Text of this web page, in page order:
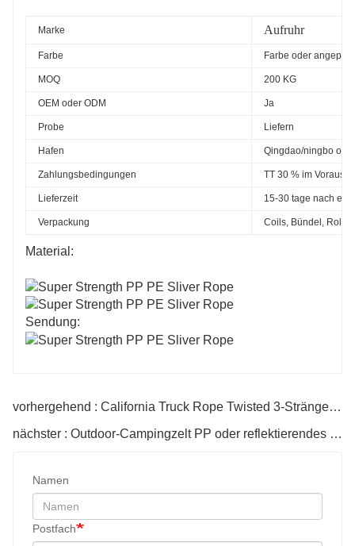
Marke Aufruhr
Farbe Farbe oder
MOQ 200 KG
OEM oder ODM Ja
Probe Liefern
Hafen Qingdao/ningbo
Zahlungsbedingungen TT 30 % im Voraus,
Lieferzeit 15-30 tage nach
Verpackung Coils, Bündel,
Material:
Sendung:
vorhergehend : California Truck Rope Twisted 3-Stränge Polypropylen-Seil, ideal für LKW-Ladungsgurte, Schifffahrt
nächster : Outdoor-Campingzelt PP oder reflektierendes Polyesterseil
Namen
Postfach